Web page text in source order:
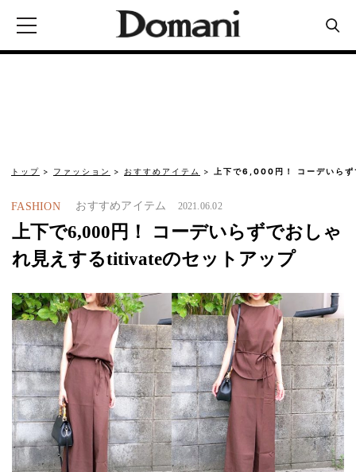
トップ ファッション おすすめアイテム 上下で6,000円！ コーデいら
FASHION おすすめアイテム 2021.06.02
上下で6,000円！ コーデいらずでおしゃ
れ見えするtitivateのセットアップ